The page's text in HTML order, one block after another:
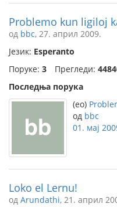
Problemo kun ligiloj
од bbc, 27. април 2009.
Језик: Esperanto
Поруке: 3 Прегледи:
Последња порука
(eo)
од bbc
01. мај
Loko el Lernu!
од Arundathi, 21. април